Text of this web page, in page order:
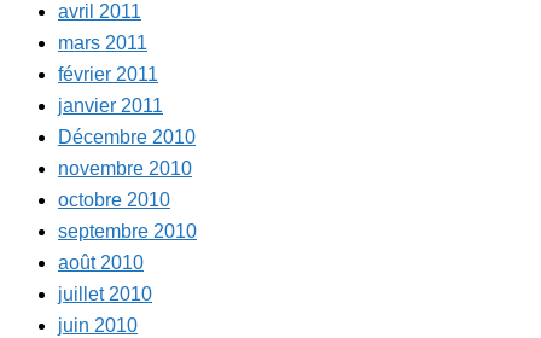
avril 2011
mars 2011
février 2011
janvier 2011
Décembre 2010
novembre 2010
octobre 2010
septembre 2010
août 2010
juillet 2010
juin 2010